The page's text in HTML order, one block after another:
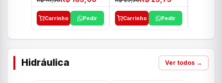
Carrinho Pedir Carrinho Pedir
Hidráulica Ver todos →